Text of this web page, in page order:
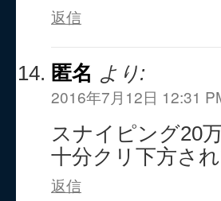
返信
匿名 より:
2016年7月12日 12:31
スナイピング20
十分クリ下方さ
返信